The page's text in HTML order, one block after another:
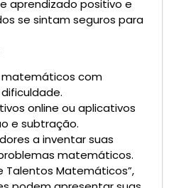
aprendizado positivo e
se sintam seguros para
matemáticos com
online ou aplicativos
e subtração.
a inventar suas
matemáticos.
Talentos Matemáticos”,